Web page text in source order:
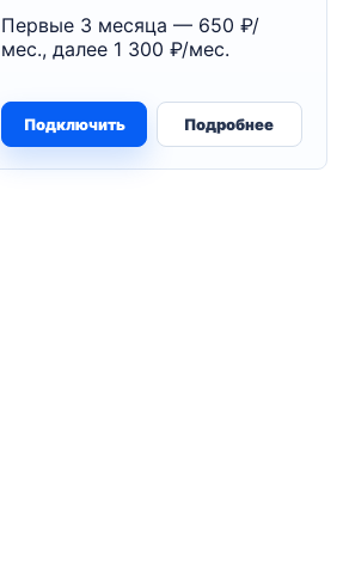
Первые 3 месяца — 650 ₽/
мес., далее 1 300 ₽/мес.
Подключить Подробнее